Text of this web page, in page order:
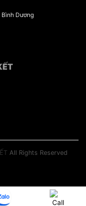
Dương
All Rights Reserved
Call